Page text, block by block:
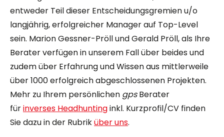
entweder Teil dieser Entscheidungsgremien u/o
langjährig, erfolgreicher Manager auf Top-Level
sein. Marion Gessner-Pröll und Gerald Pröll, als Ihre
Berater verfügen in unserem Fall über beides und
zudem über Erfahrung und Wissen aus mittlerweile
über 1000 erfolgreich abgeschlossenen Projekten.
Mehr zu Ihrem persönlichen gpsBerater
fürinverses Headhuntinginkl. Kurzprofil/CV finden
Sie dazu in der Rubriküber uns.